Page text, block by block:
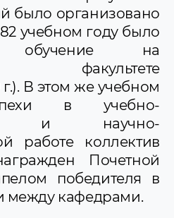
было организовано
учебном году было
обучение на
факультете
В этом же учебном
в учебно-
и научно-
работе коллектив
Почетной
победителя в
между кафедрами.